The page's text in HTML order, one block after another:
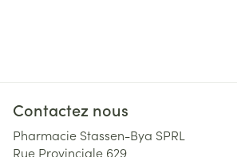
Contactez nous
Pharmacie Stassen-Bya SPRL
Rue Provinciale 629